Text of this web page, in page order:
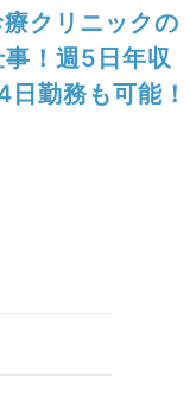
療クリニックの
！週5日年収
勤務も可能！